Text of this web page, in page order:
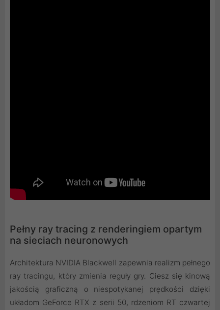
Pełny ray tracing z renderingiem opartym
na sieciach neuronowych
Architektura NVIDIA Blackwell zapewnia realizm pełnego
ray tracingu, który zmienia reguły gry. Ciesz się kinową
jakością graficzną o niespotykanej prędkości dzięki
układom GeForce RTX z serii 50, rdzeniom RT czwartej